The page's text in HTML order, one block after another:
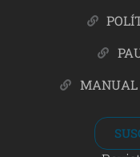
MANUAL